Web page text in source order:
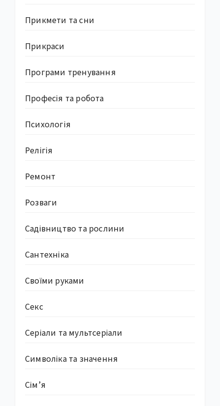
Прикмети та сни
Прикраси
Програми тренування
Професія та робота
Психологія
Релігія
Ремонт
Розваги
Садівництво та рослини
Сантехніка
Своїми руками
Секс
Серіали та мультсеріали
Символіка та значення
Сім’я